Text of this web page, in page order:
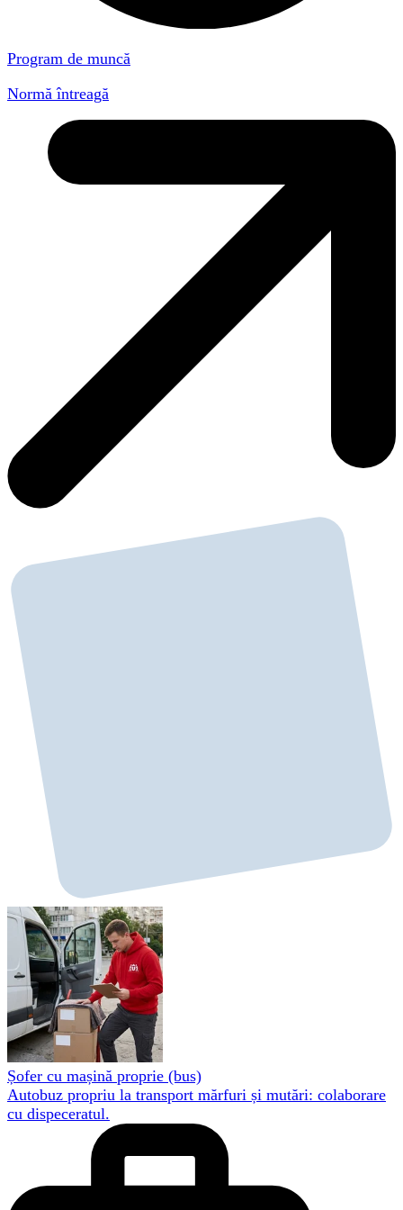
Program de muncă
Normă întreagă
Șofer cu mașină proprie (bus)
Autobuz propriu la transport mărfuri și mutări: colaborare
cu dispeceratul.